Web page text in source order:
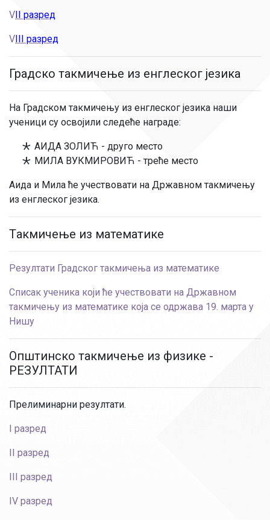
VII разред
VIII разред
Градско такмичење из енглеског језика
На Градском такмичењу из енглеског језика наши
ученици су освојили следеће награде:
АИДА ЗОЛИЋ - друго место
МИЛА ВУКМИРОВИЋ - треће место
Аида и Мила ће учествовати на Државном такмичењу
из енглеског језика.
Tакмичење из математике
Резултати Градског такмичења из математике
Списак ученика који ће учествовати на Државном
такмичењу из математике која се одржава 19. марта у
Нишу
Општинско такмичење из физике -
РЕЗУЛТАТИ
Прелиминарни резултати.
I разред
II разред
III разред
IV разред